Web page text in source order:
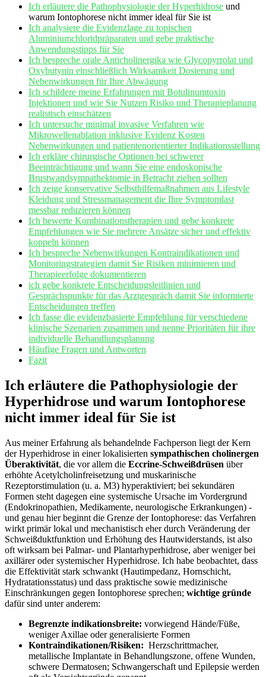
Ich⁤ erläutere die Pathophysiologie derHyperhidrose ⁣ und
warum ⁢Iontophorese nicht immer ideal für Sie⁣ ist
Ich analysiere die Evidenzlage zu topischen
Aluminiumchloridpräparaten‌ und​ gebe‍ praktische⁤
Anwendungstipps für Sie
Ich bespreche orale Anticholinergika ‍wie Glycopyrrolat und
Oxybutynin einschließlich ⁣Wirksamkeit ​Dosierung und
⁣Nebenwirkungen für ⁤Ihre ⁢Abwägung
Ich schildere meine Erfahrungen mit ⁤Botulinumtoxin
Injektionen und wie Sie Nutzen Risiko und Therapieplanung
realistisch‌ einschätzen
Ich untersuche minimal invasive Verfahren wie
Mikrowellenablation inklusive Evidenz Kosten
Nebenwirkungen ⁣und patientenorientierter Indikationsstellung
Ich erkläre chirurgische Optionen‌ bei schwerer
Beeinträchtigung und‍ wann Sie eine endoskopische
Brustwandsympathektomie in Betracht ziehen sollten
Ich zeige konservative Selbsthilfemaßnahmen aus Lifestyle
Kleidung und Stressmanagement die Ihre Symptomlast
messbar reduzieren können
Ich bewerte Kombinationstherapien und gebe konkrete‌
Empfehlungen wie Sie mehrere Ansätze sicher ‌und effektiv
‍koppeln können
Ich bespreche Nebenwirkungen Kontraindikationen und
Monitoringstrategien ‌damit Sie Risiken minimieren ‌und
Therapieerfolge dokumentieren
ich gebe⁢ konkrete Entscheidungsleitlinien und‍
Gesprächspunkte für das Arztgespräch damit Sie informierte
Entscheidungen treffen
Ich fasse die evidenzbasierte Empfehlung für⁤ verschiedene
klinische Szenarien zusammen und nenne Prioritäten für ihre
individuelle⁣ Behandlungsplanung
Häufige Fragen und Antworten
Fazit
Ich erläutere die Pathophysiologie ⁢der
Hyperhidrose und‍ warum Iontophorese
nicht immer ideal für Sie⁢ ist
Aus ⁢meiner Erfahrung als behandelnde Fachperson liegt der Kern
der Hyperhidrose in einer ⁣lokalisierten sympathischen cholinergen
Überaktivität, die vor ⁢allem die Eccrine‑Schweißdrüsen über
erhöhte Acetylcholinfreisetzung und ‍muskarinische
Rezeptorstimulation (u. a. ‌M3) hyperaktiviert; bei sekundären
Formen steht dagegen eine systemische Ursache im‌ Vordergrund
(Endokrinopathien, Medikamente, neurologische Erkrankungen) ⁢-
und genau hier beginnt die Grenze der Iontophorese:‌ das⁣ Verfahren
‍wirkt primär lokal und mechanistisch eher durch Veränderung der
Schweißduktfunktion ‍und Erhöhung des Hautwiderstands, ist also
oft wirksam bei ⁢Palmar- ⁣und⁤ Plantarhyperhidrose,⁤ aber weniger bei
axillärer oder systemischer Hyperhidrose. Ich habe beobachtet,​ dass
⁣die Effektivität stark schwankt (Hautimpedanz, Hornschicht,​
Hydratationsstatus) und dass praktische sowie medizinische
Einschränkungen gegen ​Iontophorese sprechen; wichtige gründe
dafür sind unter anderem:
Begrenzte indikationsbreite: ​vorwiegend Hände/Füße,
weniger Axillae oder generalisierte Formen
Kontraindikationen/Risiken: ‌ Herzschrittmacher,
metallische Implantate in Behandlungszone, ‌offene Wunden,
schwere ‍Dermatosen; Schwangerschaft und Epilepsie werden